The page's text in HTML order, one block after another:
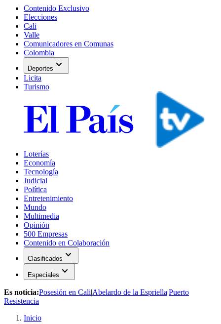
Contenido Exclusivo
Elecciones
Cali
Valle
Comunicadores en Comunas
Colombia
Deportes expand_more
Licita
Turismo
Loterías
Economía
Tecnología
Judicial
Política
Entretenimiento
Mundo
Multimedia
Opinión
500 Empresas
Contenido en Colaboración
Clasificados expand_more
Especiales expand_more
Es noticia:Posesión en Cali|Abelardo de la Espriella|Puerto
Resistencia
Inicio